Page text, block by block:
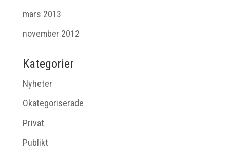
mars 2013
november 2012
Kategorier
Nyheter
Okategoriserade
Privat
Publikt